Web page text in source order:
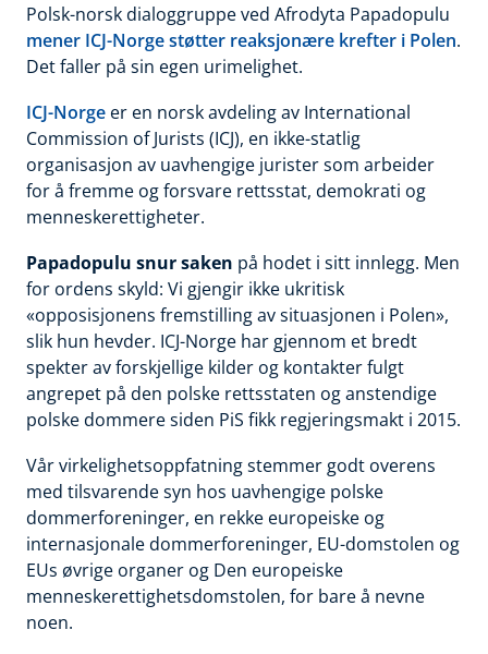
Polsk-norsk dialoggruppe ved Afrodyta Papadopulu
mener ICJ-Norge støtter reaksjonære krefter i Polen.
Det faller på sin egen urimelighet.
ICJ-Norge er en norsk avdeling av International
Commission of Jurists (ICJ), en ikke-statlig
organisasjon av uavhengige jurister som arbeider
for å fremme og forsvare rettsstat, demokrati og
menneskerettigheter.
Papadopulu snur saken på hodet i sitt innlegg. Men
for ordens skyld: Vi gjengir ikke ukritisk
«opposisjonens fremstilling av situasjonen i Polen»,
slik hun hevder. ICJ-Norge har gjennom et bredt
spekter av forskjellige kilder og kontakter fulgt
angrepet på den polske rettsstaten og anstendige
polske dommere siden PiS fikk regjeringsmakt i 2015.
Vår virkelighetsoppfatning stemmer godt overens
med tilsvarende syn hos uavhengige polske
dommerforeninger, en rekke europeiske og
internasjonale dommerforeninger, EU-domstolen og
EUs øvrige organer og Den europeiske
menneskerettighetsdomstolen, for bare å nevne
noen.